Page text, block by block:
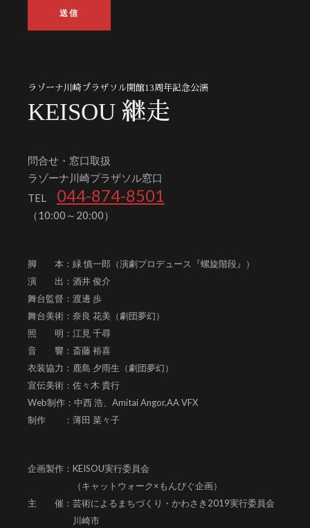
ラゾーナ川崎プラザソル開館13周年記念公演
KEISOU 継走
問合せ・窓口取扱
ラゾーナ川崎プラザソル窓口
TEL 044-874-8501
（10:00～20:00）
脚 本：緑 慎一郎（演劇プロデュース『螺旋階段』）
演 出：酒井 俊介
舞台監督：渡邊 歩
舞台美術：奈良 花美（劇団夢幻）
照 明：江見 千尋
音 響：斎藤 裕喜
衣装協力：鹿島 夕雨生（劇団夢幻）
宣伝美術：佐々木 貴行
Web制作：中西 浩、 Amitai Angor,AA VFX
制作 ：薄田 菜々子
企画製作：KEISOU実行委員会
（キャットウォーク×もんぴぐ企画）
主 催：芸術によるまちづくり・かわさき2019実行委員会
川崎市